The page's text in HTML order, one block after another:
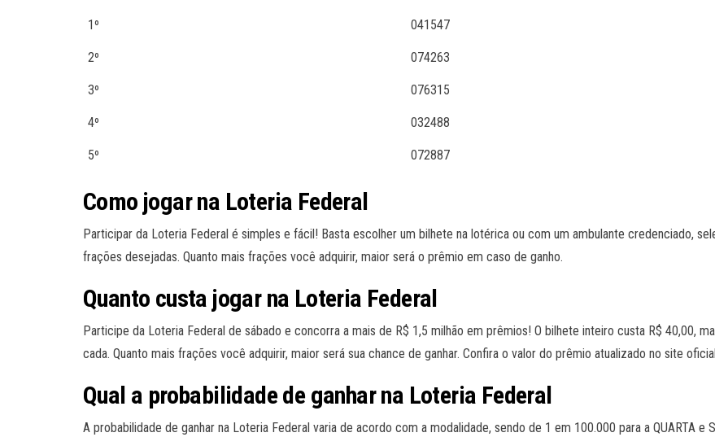
1º 041547
2º 074263
3º 076315
4º 032488
5º 072887
Como jogar na Loteria Federal
Participar da Loteria Federal é simples e fácil! Basta escolher um bilhete na lotérica ou com um ambulante credenciado,
frações desejadas. Quanto mais frações você adquirir, maior será o prêmio em caso de ganho.
Quanto custa jogar na Loteria Federal
Participe da Loteria Federal de sábado e concorra a mais de R$ 1,5 milhão em prêmios! O bilhete inteiro custa R$ 40,00,
cada. Quanto mais frações você adquirir, maior será sua chance de ganhar. Confira o valor do prêmio atualizado no site
Qual a probabilidade de ganhar na Loteria Federal
A probabilidade de ganhar na Loteria Federal varia de acordo com a modalidade, sendo de 1 em 100.000 para a QUARTA e